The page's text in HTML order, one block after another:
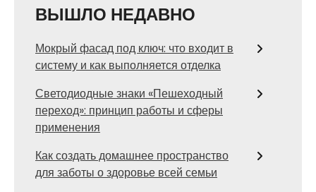
ВЫШЛО НЕДАВНО
Мокрый фасад под ключ: что входит в
систему и как выполняется отделка
Светодиодные знаки «Пешеходный
переход»: принцип работы и сферы
применения
Как создать домашнее пространство
для заботы о здоровье всей семьи